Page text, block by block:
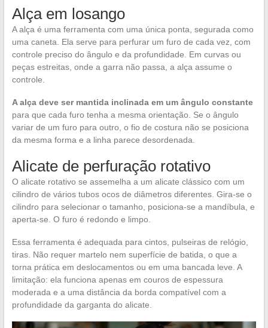
Alça em losango
A alça é uma ferramenta com uma única ponta, segurada como
uma caneta. Ela serve para perfurar um furo de cada vez, com
controle preciso do ângulo e da profundidade. Em curvas ou
peças estreitas, onde a garra não passa, a alça assume o
controle.
A alça deve ser mantida inclinada em um ângulo constante
para que cada furo tenha a mesma orientação. Se o ângulo
variar de um furo para outro, o fio de costura não se posiciona
da mesma forma e a linha parece desordenada.
Alicate de perfuração rotativo
O alicate rotativo se assemelha a um alicate clássico com um
cilindro de vários tubos ocos de diâmetros diferentes. Gira-se o
cilindro para selecionar o tamanho, posiciona-se a mandíbula, e
aperta-se. O furo é redondo e limpo.
Essa ferramenta é adequada para cintos, pulseiras de relógio,
tiras. Não requer martelo nem superfície de batida, o que a
torna prática em deslocamentos ou em uma bancada leve. A
limitação: ela funciona apenas em couros de espessura
moderada e a uma distância da borda compatível com a
profundidade da garganta do alicate.